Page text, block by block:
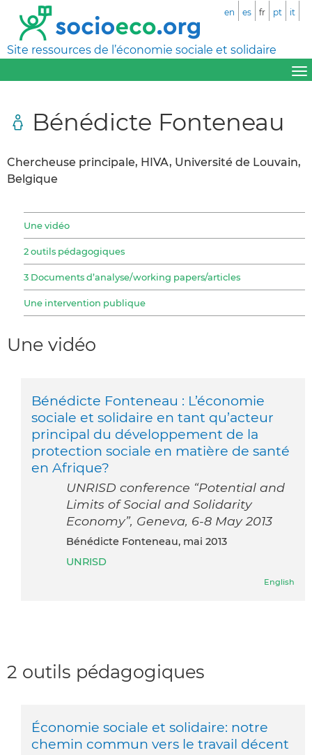
Site ressources de l’économie sociale et solidaire
en es fr pt it
Bénédicte Fonteneau
Chercheuse principale, HIVA, Université de Louvain,
Belgique
Une vidéo
2 outils pédagogiques
3 Documents d’analyse/working papers/articles
Une intervention publique
Une vidéo
Bénédicte Fonteneau : L’économie
sociale et solidaire en tant qu’acteur
principal du développement de la
protection sociale en matière de santé
en Afrique?
UNRISD conference “Potential and
Limits of Social and Solidarity
Economy”, Geneva, 6-8 May 2013
Bénédicte Fonteneau, mai 2013
UNRISD
English
2 outils pédagogiques
Économie sociale et solidaire: notre
chemin commun vers le travail décent